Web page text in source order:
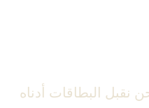
نقبل البطاقات أدناه